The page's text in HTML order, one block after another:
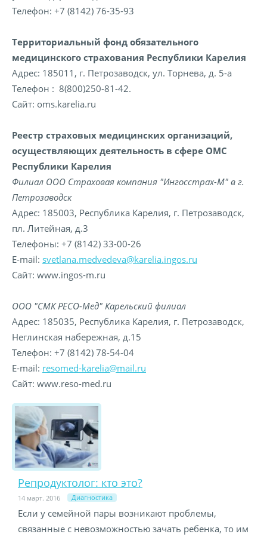
Телефон: +7 (8142) 76-35-93
Территориальный фонд обязательного
медицинского страхования Республики Карелия
Адрес: 185011, г. Петрозаводск, ул. Торнева, д. 5-а
Телефон : 8(800)250-81-42.
Сайт: oms.karelia.ru
Реестр страховых медицинских организаций,
осуществляющих деятельность в сфере ОМС
Республики Карелия
Филиал ООО Страховая компания "Ингосстрах-М" в г.
Петрозаводск
Адрес: 185003, Республика Карелия, г. Петрозаводск,
пл. Литейная, д.3
Телефоны: +7 (8142) 33-00-26
E-mail: svetlana.medvedeva@karelia.ingos.ru
Сайт: www.ingos-m.ru
ООО "СМК РЕСО-Мед" Карельский филиал
Адрес: 185035, Республика Карелия, г. Петрозаводск,
Неглинская набережная, д.15
Телефон: +7 (8142) 78-54-04
E-mail: resomed-karelia@mail.ru
Сайт: www.reso-med.ru
Репродуктолог: кто это?
14 март. 2016 Диагностика
Если у семейной пары возникают проблемы,
связанные с невозможностью зачать ребенка, то им